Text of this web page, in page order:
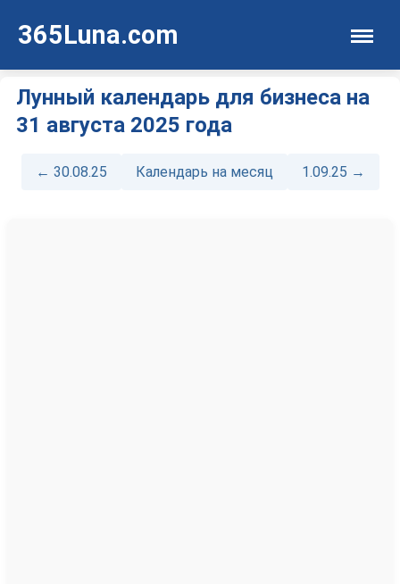
365Luna.com
Лунный календарь для бизнеса на
31 августа 2025 года
← 30.08.25 Календарь на месяц 1.09.25 →